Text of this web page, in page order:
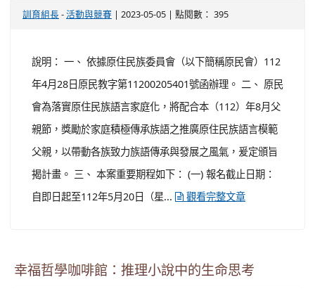
訓育組長 - 活動與競賽 | 2023-05-05 | 點閱數： 395
說明： 一、 依據原住民族委員會（以下簡稱原民會）112
年4月28日原民教字第11200205401號函辦理。 二、 原民
會為落實原住民族語言家庭化，將配合本（112）年8月父
親節，獎勵於家庭積極傳承族語之推廣原住民族語言模範
父親，以帶動各族致力族語傳承與發展之風氣，爰定頒旨
揭計畫。 三、 本案重要期程如下： (一) 報名截止日期：
自即日起至112年5月20日（星...
觀看完整文章
幸福哲學咖啡館：推理小說中的生命思考